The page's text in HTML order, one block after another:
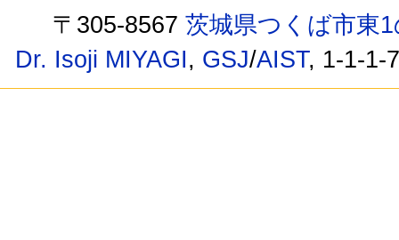
〒305-8567茨城県つくば市東
Dr. Isoji MIYAGI, GSJ/AIST, 1-1-1-